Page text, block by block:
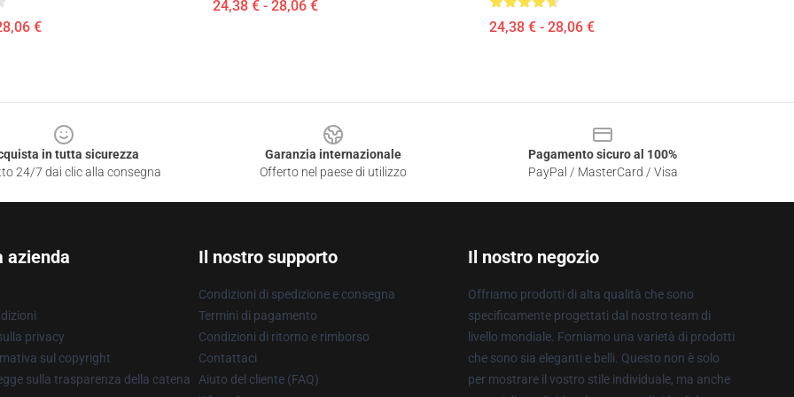
€
24,38 € - 28,06 €
24,38 € - 28,06 €
in tutta sicurezza
24/7 dai clic alla consegna
Garanzia internazionale
Offerto nel paese di utilizzo
Pagamento sicuro al 100%
PayPal / MasterCard / Visa
azienda
privacy
sul copyright
sulla trasparenza della catena
Il nostro supporto
Condizioni di spedizione e consegna
Termini di pagamento
Condizioni di ritorno e rimborso
Contattaci
Aiuto del cliente (FAQ)
Il nostro negozio
Offriamo prodotti di alta qualità che sono
specificamente progettati dal nostro team di
livello mondiale. Forniamo una varietà di prodotti
che sono sia eleganti e belli. Questo non è solo
per mostrare il vostro stile individuale, ma anche